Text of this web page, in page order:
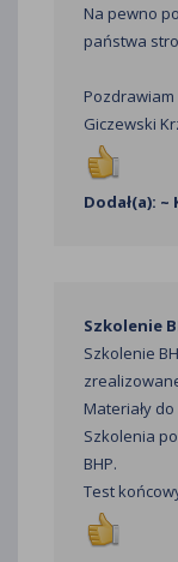
Na pewno
państwa
Pozdrawiam
Giczewski
Dodał(a):
Szkolenie
Szkolenie
Materiały
Szkolenia
BHP.
Test